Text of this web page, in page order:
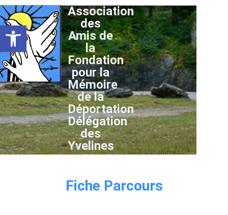
Ouvrir la barre d’outils
Association
des
Amis de
la
Fondation
pour la
Mémoire
de la
Déportation
Délégation
des
Yvelines
Fiche Parcours